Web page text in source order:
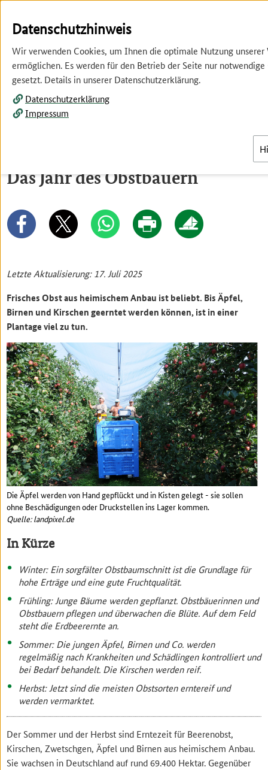
Springe
Hauptnavigation
Springe
Inhalt
Das Jahr des Obstbauern
Letzte Aktualisierung: 17. Juli 2025
Frisches Obst aus heimischem Anbau ist beliebt. Bis Äpfel,
Birnen und Kirschen geerntet werden können, ist in einer
Plantage viel zu tun.
Die Äpfel werden von Hand gepflückt und in Kisten gelegt - sie sollen
ohne Beschädigungen oder Druckstellen ins Lager kommen.
Quelle: landpixel.de
In Kürze
Winter: Ein sorgfälter Obstbaumschnitt ist die Grundlage für
hohe Erträge und eine gute Fruchtqualität.
Frühling: Junge Bäume werden gepflanzt. Obstbäuerinnen und
Obstbauern pflegen und überwachen die Blüte. Auf dem Feld
steht die Erdbeerernte an.
Sommer: Die jungen Äpfel, Birnen und Co. werden
regelmäßig nach Krankheiten und Schädlingen kontrolliert und
bei Bedarf behandelt. Die Kirschen werden reif.
Herbst: Jetzt sind die meisten Obstsorten erntereif und
werden vermarktet.
Der Sommer und der Herbst sind Erntezeit für Beerenobst,
Kirschen, Zwetschgen, Äpfel und Birnen aus heimischem Anbau.
Sie wachsen in Deutschland auf rund 69.400 Hektar. Gegenüber
Datenschutzhinweis
Wir verwenden Cookies, um Ihnen die optimale Nutzung unserer
ermöglichen. Es werden für den Betrieb der Seite nur notwendige
gesetzt. Details in unserer Datenschutzerklärung.
Datenschutzerklärung
Impressum